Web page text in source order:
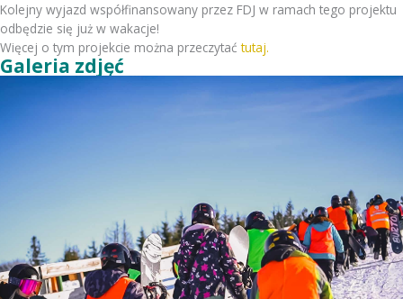
Kolejny wyjazd współfinansowany przez FDJ w ramach tego projektu
odbędzie się już w wakacje!
Więcej o tym projekcie można przeczytać tutaj.
Galeria zdjęć